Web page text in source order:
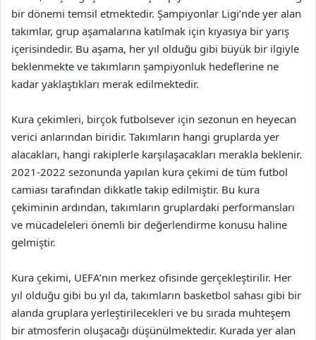
bir dönemi temsil etmektedir. Şampiyonlar Ligi’nde yer alan
takımlar, grup aşamalarına katılmak için kıyasıya bir yarış
içerisindedir. Bu aşama, her yıl olduğu gibi büyük bir ilgiyle
beklenmekte ve takımların şampiyonluk hedeflerine ne
kadar yaklaştıkları merak edilmektedir.
Kura çekimleri, birçok futbolsever için sezonun en heyecan
verici anlarından biridir. Takımların hangi gruplarda yer
alacakları, hangi rakiplerle karşılaşacakları merakla beklenir.
2021-2022 sezonunda yapılan kura çekimi de tüm futbol
camiası tarafından dikkatle takip edilmiştir. Bu kura
çekiminin ardından, takımların gruplardaki performansları
ve mücadeleleri önemli bir değerlendirme konusu haline
gelmiştir.
Kura çekimi, UEFA’nın merkez ofisinde gerçekleştirilir. Her
yıl olduğu gibi bu yıl da, takımların basketbol sahası gibi bir
alanda gruplara yerleştirilecekleri ve bu sırada muhteşem
bir atmosferin oluşacağı düşünülmektedir. Kurada yer alan